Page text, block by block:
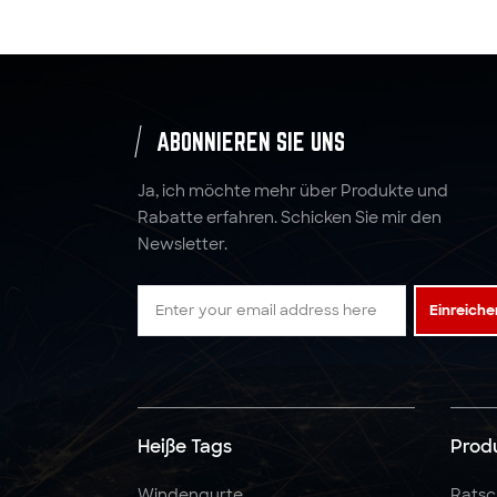
Fuß Ratschengurte,
robust
ABONNIEREN SIE UNS
Ja, ich möchte mehr über Produkte und
Rabatte erfahren. Schicken Sie mir den
Newsletter.
Heiße Tags